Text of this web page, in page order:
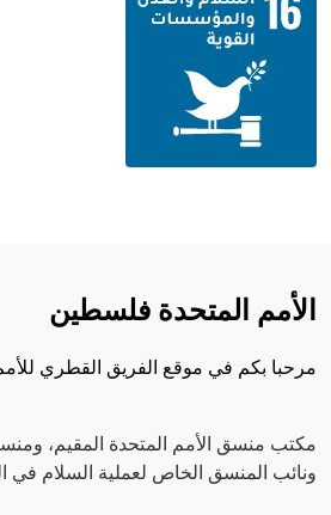
الأمم المتحدة فلسطين
مرحبا بكم في موقع الفريق القطري
مكتب منسق الأمم المتحدة المقيم،
ونائب المنسق الخاص لعملية السلام في